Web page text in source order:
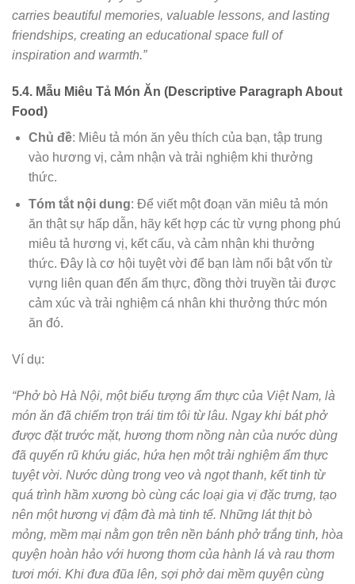
carries beautiful memories, valuable lessons, and lasting
friendships, creating an educational space full of
inspiration and warmth.”
5.4. Mẫu Miêu Tả Món Ăn (Descriptive Paragraph About
Food)
Chủ đề: Miêu tả món ăn yêu thích của bạn, tập trung
vào hương vị, cảm nhận và trải nghiệm khi thưởng
thức.
Tóm tắt nội dung: Để viết một đoạn văn miêu tả món
ăn thật sự hấp dẫn, hãy kết hợp các từ vựng phong phú
miêu tả hương vị, kết cấu, và cảm nhận khi thưởng
thức. Đây là cơ hội tuyệt vời để bạn làm nổi bật vốn từ
vựng liên quan đến ẩm thực, đồng thời truyền tải được
cảm xúc và trải nghiệm cá nhân khi thưởng thức món
ăn đó.
Ví dụ:
“Phở bò Hà Nội, một biểu tượng ẩm thực của Việt Nam, là
món ăn đã chiếm trọn trái tim tôi từ lâu. Ngay khi bát phở
được đặt trước mặt, hương thơm nồng nàn của nước dùng
đã quyến rũ khứu giác, hứa hẹn một trải nghiệm ẩm thực
tuyệt vời. Nước dùng trong veo và ngọt thanh, kết tinh từ
quá trình hầm xương bò cùng các loại gia vị đặc trưng, tạo
nên một hương vị đậm đà mà tinh tế. Những lát thịt bò
mỏng, mềm mại nằm gọn trên nền bánh phở trắng tinh, hòa
quyện hoàn hảo với hương thơm của hành lá và rau thơm
tươi mới. Khi đưa đũa lên, sợi phở dai mềm quyện cùng